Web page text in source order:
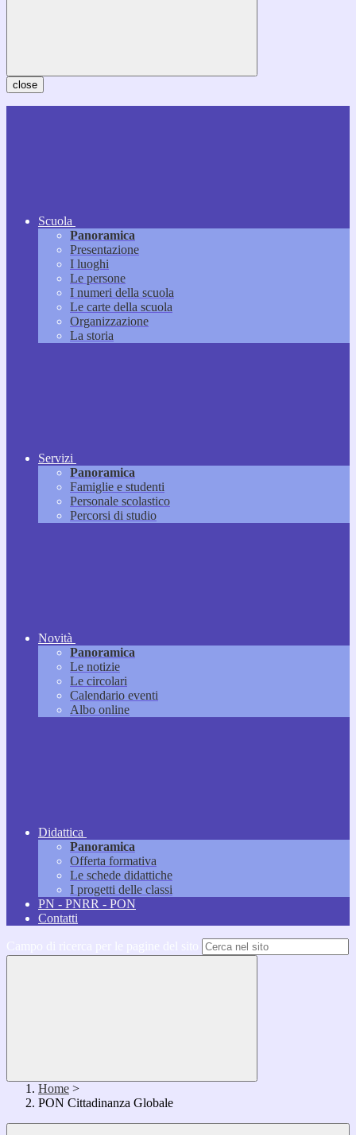
close
Scuola
Panoramica
Presentazione
I luoghi
Le persone
I numeri della scuola
Le carte della scuola
Organizzazione
La storia
Servizi
Panoramica
Famiglie e studenti
Personale scolastico
Percorsi di studio
Novità
Panoramica
Le notizie
Le circolari
Calendario eventi
Albo online
Didattica
Panoramica
Offerta formativa
Le schede didattiche
I progetti delle classi
PN - PNRR - PON
Contatti
Home >
PON Cittadinanza Globale